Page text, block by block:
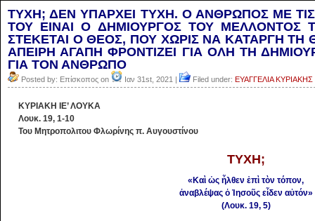
ΤΥΧΗ; ΔΕΝ ΥΠΑΡΧΕΙ ΤΥΧΗ. Ο ΑΝΘΡΩΠΟΣ ΜΕ
ΤΟΥ ΕΙΝΑΙ Ο ΔΗΜΙΟΥΡΓΟΣ ΤΟΥ ΜΕΛΛΟΝΤΟΣ
ΣΤΕΚΕΤΑΙ Ο ΘΕΟΣ, ΠΟΥ ΧΩΡΙΣ ΝΑ ΚΑΤΑΡΓΗ
ΑΠΕΙΡΗ ΑΓΑΠΗ ΦΡΟΝΤΙΖΕΙ ΓΙΑ ΟΛΗ ΤΗ
ΓΙΑ ΤΟΝ ΑΝΘΡΩΠΟ
Posted by: Επίσκοπος on Ιαν 31st, 2021 | Filed under: ΕΥΑΓΓΕΛΙΑ ΚΥΡΙΑΚΗΣ
ΚΥΡΙΑΚΗ ΙΕ’ ΛΟΥΚΑ
Λουκ. 19, 1-10
Του Μητροπολιτου Φλωρίνης π. Αυγουστίνου
ΤΥΧΗ;
«Καὶ ὡς ἦλθεν ἐπὶ τὸν τόπον,
ἀναβλέψας ὁ Ἰησοῦς εἶδεν αὐτόν»
(Λουκ. 19, 5)